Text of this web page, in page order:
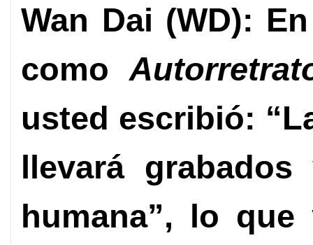
Wan Dai (WD):
como
usted escribió:
llevará
humana”, lo